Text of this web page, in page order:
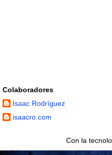
Colaboradores
Isaac Rodríguez
isaacro.com
Con la